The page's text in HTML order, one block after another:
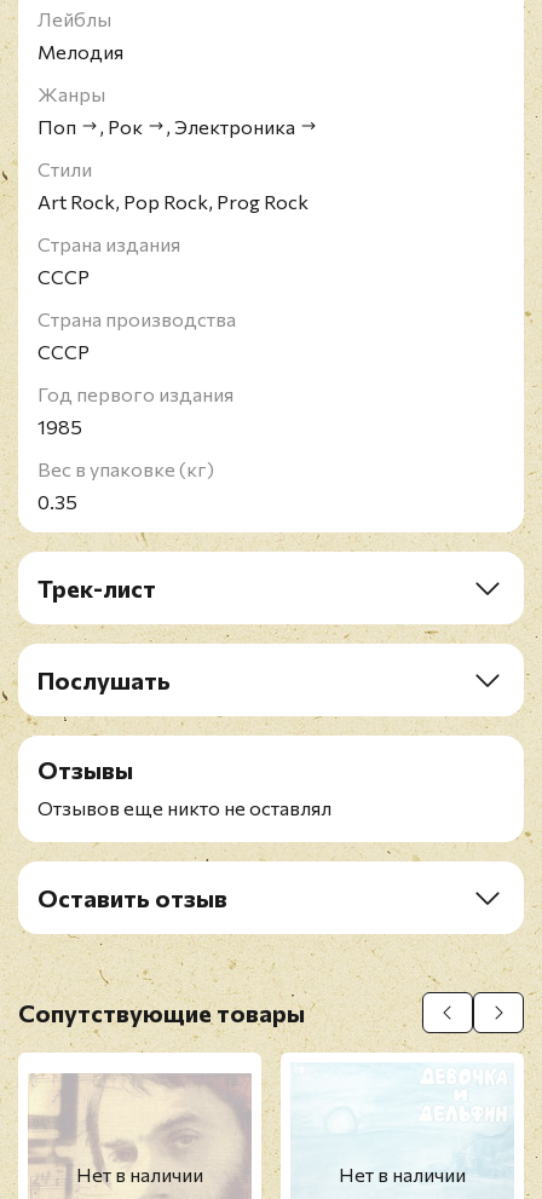
Лейблы
Мелодия
Жанры
Поп
, Рок , Электроника
Стили
Art Rock, Pop Rock, Prog Rock
Страна издания
СССР
Страна производства
СССР
Год первого издания
1985
Вес в упаковке (кг)
0.35
Трек-лист
A1. Рождение Земли
A2. Кто Я?
A3. Тепло Земли
A5. Прощание
B1. Ожидание
B3. Надежда
B4. Гимн Человеку
Послушать
Отзывы
Отзывов еще никто не оставлял
Оставить отзыв
Имя*
E-mail
Сопутствующие товары
Нет в наличии Нет в наличии